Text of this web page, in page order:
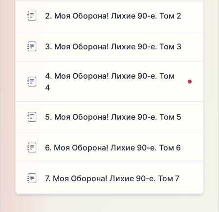
2. Моя Оборона! Лихие 90-е. Том 2
3. Моя Оборона! Лихие 90-е. Том 3
4. Моя Оборона! Лихие 90-е. Том
4
5. Моя Оборона! Лихие 90-е. Том 5
6. Моя Оборона! Лихие 90-е. Том 6
7. Моя Оборона! Лихие 90-е. Том 7